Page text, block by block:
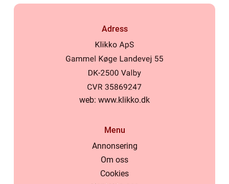
Adress
web: www.klikko.dk
Menu
Annonsering
Om oss
Cookies